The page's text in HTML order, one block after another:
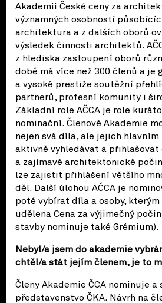
Akademii České ceny za
významných osobností
architektura a z dalších oborů
výsledek činnosti architektů.
z hlediska zastoupení oborů
době má více než 300 členů a je
a vysoké prestiže soutěžní
partnerů, profesní komunity i
Základní role AČCA je role
nominační. Členové Akademie
nejen svá díla, ale jejich
aktivně vyhledávat a přihlašovat
a zajímavé architektonické
lze zajistit přihlášení většího
děl. Další úlohou AČCA je
poté vybírat díla a osoby, kterým
udělena Cena za výjimečný počin
stavby nominuje také Grémium).
Nebyl/a jsem do akademie
chtěl/a stát jejím členem, je to
Členy Akademie ČCA nominuje a
představenstvo ČKA. Návrh na